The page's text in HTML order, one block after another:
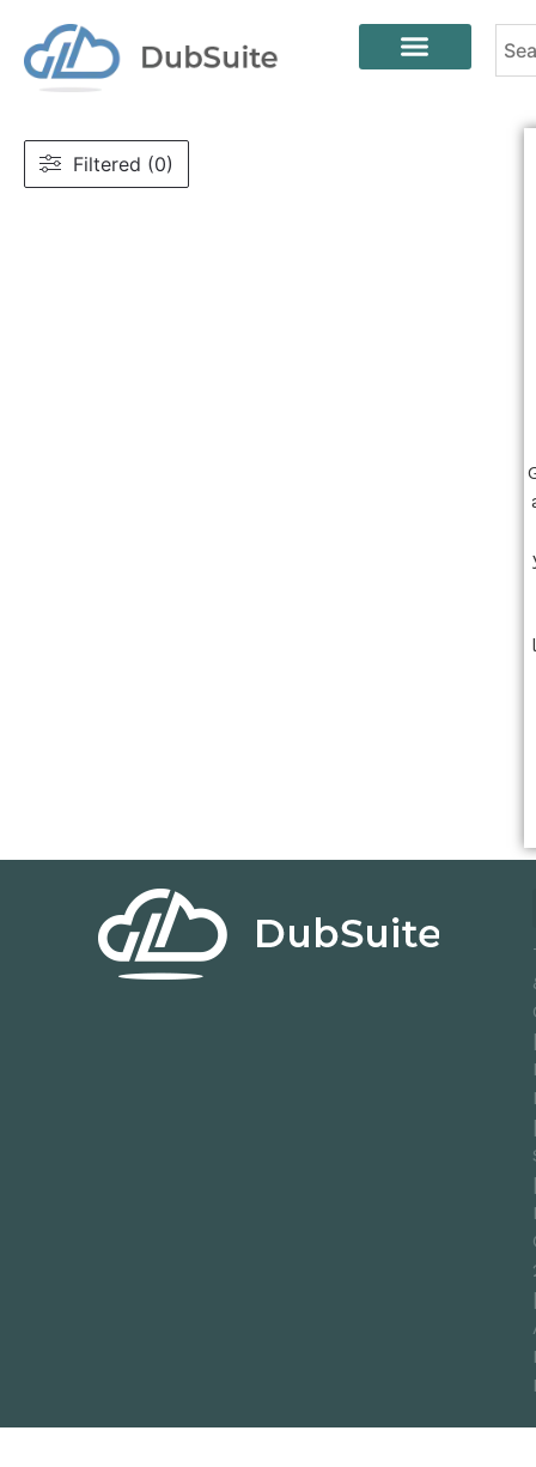
Filtered (0)
|
|
|
|